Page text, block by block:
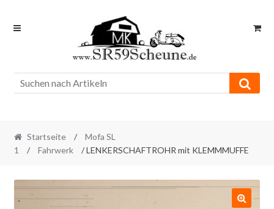
Skip
Skip
Startseite /
Mofa SL
1
/ Fahrwerk / LENKERSCHAFTROHR mit KLEMMMUFFE